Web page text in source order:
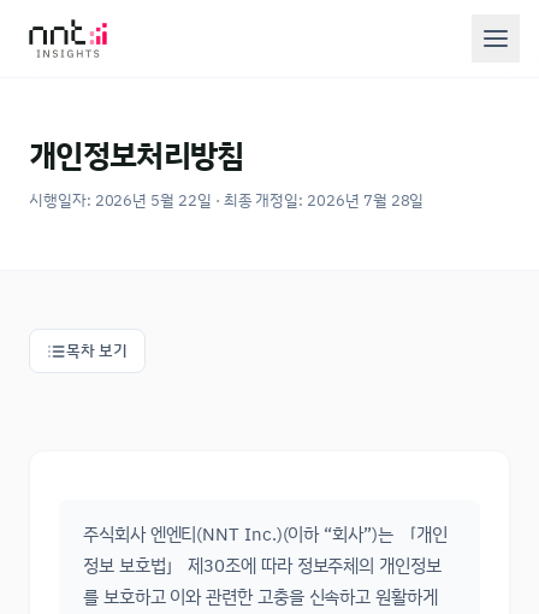
개인정보처리방침
시행일자: 2026년 5월 22일 · 최종 개정일: 2026년 7월 28일
목차 보기
주식회사 엔엔티(NNT Inc.)(이하 “회사”)는 「개인
정보 보호법」 제30조에 따라 정보주체의 개인정보
를 보호하고 이와 관련한 고충을 신속하고 원활하게